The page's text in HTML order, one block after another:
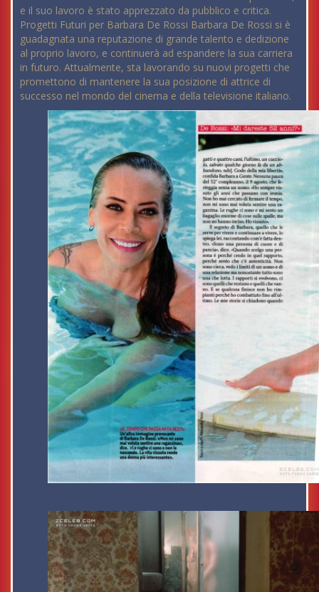
e il suo lavoro è stato apprezzato da pubblico e critica.
Progetti Futuri per Barbara De Rossi Barbara De Rossi si è
guadagnata una reputazione di grande talento e dedizione
al proprio lavoro, e continuerà ad espandere la sua carriera
in futuro. Attualmente, sta lavorando su nuovi progetti che
promettono di mantenere la sua posizione di attrice di
successo nel mondo del cinema e della televisione italiano.